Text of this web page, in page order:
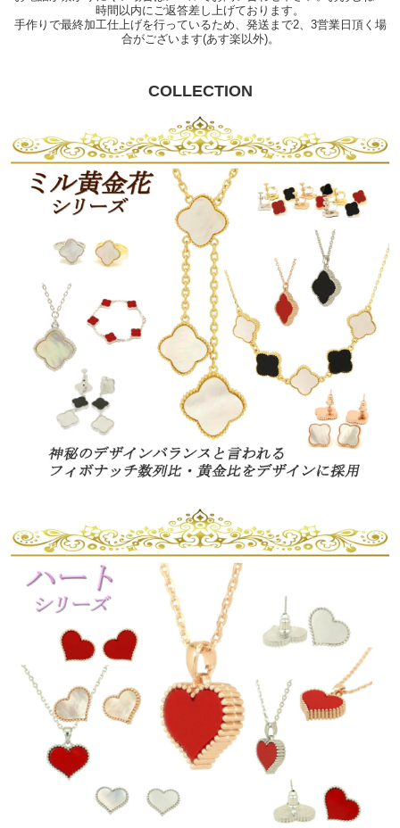
時間以内にご返答差し上げております。
手作りで最終加工仕上げを行っているため、発送まで2、3営業日頂く場
合がございます(あす楽以外)。
COLLECTION